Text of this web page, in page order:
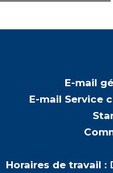
E-mail
E-mail Service
Horaires de travail :